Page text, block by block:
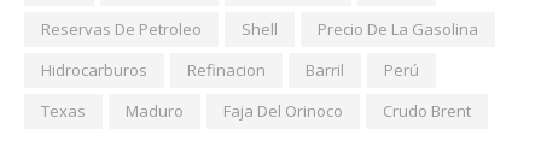
Reservas De Petroleo
Shell
Precio De La Gasolina
Hidrocarburos
Refinacion Barril
Perú
Texas
Maduro Faja Del Orinoco Crudo Brent